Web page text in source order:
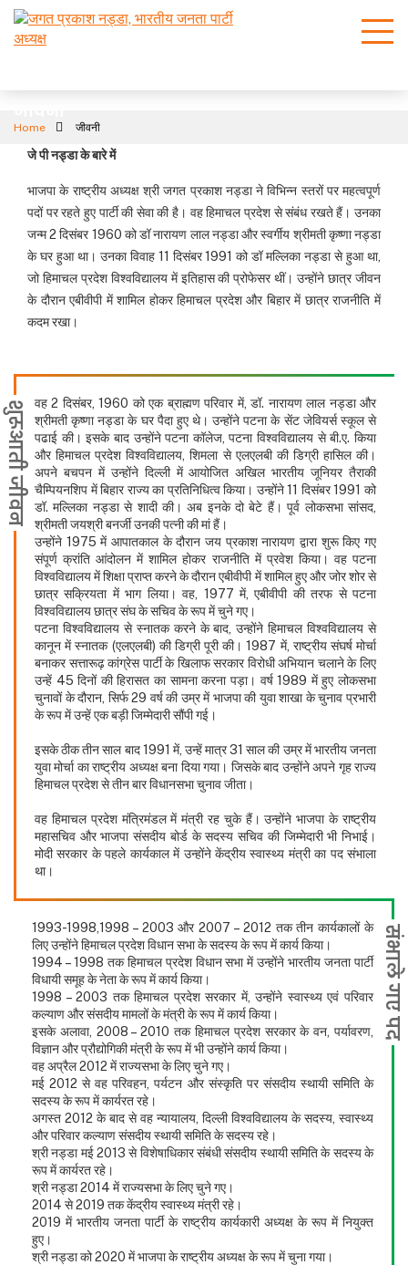
Home जीवनी
जे पी नड्डा के बारे में
भाजपा के राष्ट्रीय अध्यक्ष श्री जगत प्रकाश नड्डा ने विभिन्न स्तरों पर महत्वपूर्ण
पदों पर रहते हुए पार्टी की सेवा की है। वह हिमाचल प्रदेश से संबंध रखते हैं। उनका
जन्म 2 दिसंबर 1960 को डॉ नारायण लाल नड्डा और स्वर्गीय श्रीमती कृष्णा नड्डा
के घर हुआ था। उनका विवाह 11 दिसंबर 1991 को डॉ मल्लिका नड्डा से हुआ था,
जो हिमाचल प्रदेश विश्वविद्यालय में इतिहास की प्रोफेसर थीं। उन्होंने छात्र जीवन
के दौरान एबीवीपी में शामिल होकर हिमाचल प्रदेश और बिहार में छात्र राजनीति में
कदम रखा।
शुरूआती जीवन वह 2 दिसंबर, 1960 को एक ब्राह्मण परिवार में, डॉ. नारायण लाल नड्डा और
श्रीमती कृष्णा नड्डा के घर पैदा हुए थे। उन्होंने पटना के सेंट जेवियर्स स्कूल से
पढाई की। इसके बाद उन्होंने पटना कॉलेज, पटना विश्वविद्यालय से बी.ए. किया
और हिमाचल प्रदेश विश्वविद्यालय, शिमला से एलएलबी की डिग्री हासिल की।
अपने बचपन में उन्होंने दिल्ली में आयोजित अखिल भारतीय जूनियर तैराकी
चैम्पियनशिप में बिहार राज्य का प्रतिनिधित्व किया। उन्होंने 11 दिसंबर 1991 को
डॉ. मल्लिका नड्डा से शादी की। अब इनके दो बेटे हैं। पूर्व लोकसभा सांसद,
श्रीमती जयश्री बनर्जी उनकी पत्नी की मां हैं।
उन्होंने 1975 में आपातकाल के दौरान जय प्रकाश नारायण द्वारा शुरू किए गए
संपूर्ण क्रांति आंदोलन में शामिल होकर राजनीति में प्रवेश किया। वह पटना
विश्वविद्यालय में शिक्षा प्राप्त करने के दौरान एबीवीपी में शामिल हुए और जोर शोर से
छात्र सक्रियता में भाग लिया। वह, 1977 में, एबीवीपी की तरफ से पटना
विश्वविद्यालय छात्र संघ के सचिव के रूप में चुने गए।
पटना विश्वविद्यालय से स्नातक करने के बाद, उन्होंने हिमाचल विश्वविद्यालय से
कानून में स्नातक (एलएलबी) की डिग्री पूरी की। 1987 में, राष्ट्रीय संघर्ष मोर्चा
बनाकर सत्तारूढ़ कांग्रेस पार्टी के खिलाफ सरकार विरोधी अभियान चलाने के लिए
उन्हें 45 दिनों की हिरासत का सामना करना पड़ा। वर्ष 1989 में हुए लोकसभा
चुनावों के दौरान, सिर्फ 29 वर्ष की उम्र में भाजपा की युवा शाखा के चुनाव प्रभारी
के रूप में उन्हें एक बड़ी जिम्मेदारी सौंपी गई।
इसके ठीक तीन साल बाद 1991 में, उन्हें मात्र 31 साल की उम्र में भारतीय जनता
युवा मोर्चा का राष्ट्रीय अध्यक्ष बना दिया गया। जिसके बाद उन्होंने अपने गृह राज्य
हिमाचल प्रदेश से तीन बार विधानसभा चुनाव जीता।
वह हिमाचल प्रदेश मंत्रिमंडल में मंत्री रह चुके हैं। उन्होंने भाजपा के राष्ट्रीय
महासचिव और भाजपा संसदीय बोर्ड के सदस्य सचिव की जिम्मेदारी भी निभाई।
मोदी सरकार के पहले कार्यकाल में उन्होंने केंद्रीय स्वास्थ्य मंत्री का पद संभाला
था।
संभाले गए पद
1993-1998,1998 – 2003 और 2007 – 2012 तक तीन कार्यकालों के
लिए उन्होंने हिमाचल प्रदेश विधान सभा के सदस्य के रूप में कार्य किया।
1994 – 1998 तक हिमाचल प्रदेश विधान सभा में उन्होंने भारतीय जनता पार्टी
विधायी समूह के नेता के रूप में कार्य किया।
1998 – 2003 तक हिमाचल प्रदेश सरकार में, उन्होंने स्वास्थ्य एवं परिवार
कल्याण और संसदीय मामलों के मंत्री के रूप में कार्य किया।
इसके अलावा, 2008 – 2010 तक हिमाचल प्रदेश सरकार के वन, पर्यावरण,
विज्ञान और प्रौद्योगिकी मंत्री के रूप में भी उन्होंने कार्य किया।
वह अप्रैल 2012 में राज्यसभा के लिए चुने गए।
मई 2012 से वह परिवहन, पर्यटन और संस्कृति पर संसदीय स्थायी समिति के
सदस्य के रूप में कार्यरत रहे।
अगस्त 2012 के बाद से वह न्यायालय, दिल्ली विश्वविद्यालय के सदस्य, स्वास्थ्य
और परिवार कल्याण संसदीय स्थायी समिति के सदस्य रहे।
श्री नड्डा मई 2013 से विशेषाधिकार संबंधी संसदीय स्थायी समिति के सदस्य के
रूप में कार्यरत रहे।
श्री नड्डा 2014 में राज्यसभा के लिए चुने गए।
2014 से 2019 तक केंद्रीय स्वास्थ्य मंत्री रहे।
2019 में भारतीय जनता पार्टी के राष्ट्रीय कार्यकारी अध्यक्ष के रूप में नियुक्त
हुए।
श्री नड्डा को 2020 में भाजपा के राष्ट्रीय अध्यक्ष के रूप में चुना गया।